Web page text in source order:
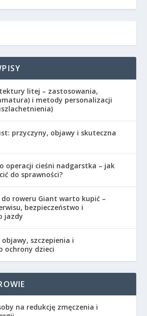
litej – zastosowania,
i metody personalizacji
przyczyny, objawy i skuteczna
operacji cieśni nadgarstka – jak
do sprawności?
do roweru Giant warto kupić –
bezpieczeństwo i
jazdy
szczepienia i
ochrony dzieci
na redukcję zmęczenia i